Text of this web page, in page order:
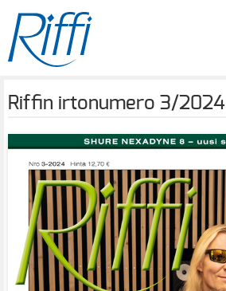
Riffin irtonumero 3/2024